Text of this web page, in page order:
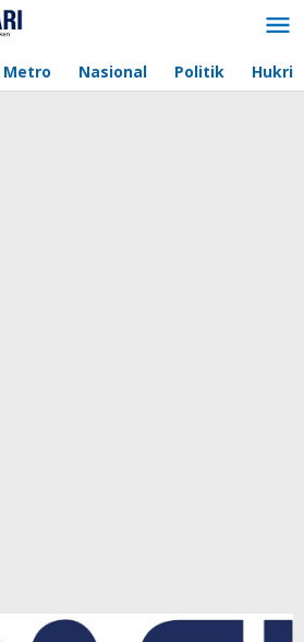
Metro Nasional Politik